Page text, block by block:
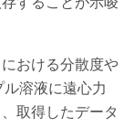
おける分散度や
溶液に遠心力
取得したデータ